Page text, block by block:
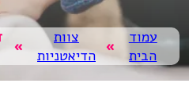
עמוד
הבית
»
צוות
הדיאטניות
»